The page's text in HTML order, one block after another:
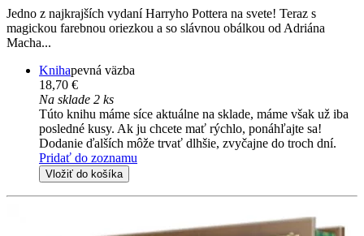
Jedno z najkrajších vydaní Harryho Pottera na svete! Teraz s
magickou farebnou oriezkou a so slávnou obálkou od Adriána
Macha...
Knihapevná väzba
18,70 €
Na sklade 2 ks
Túto knihu máme síce aktuálne na sklade, máme však už iba
posledné kusy. Ak ju chcete mať rýchlo, ponáhľajte sa!
Dodanie ďalších môže trvať dlhšie, zvyčajne do troch dní.
Pridať do zoznamu
Vložiť do košíka